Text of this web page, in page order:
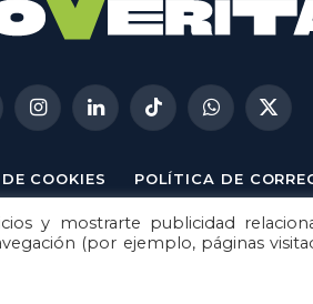
InstagramLinkedInTikTokWhatsApp
X
COOKIES POLÍTICA DE
. Todos los derechos
y mostrarte publicidad
(por ejemplo, páginas